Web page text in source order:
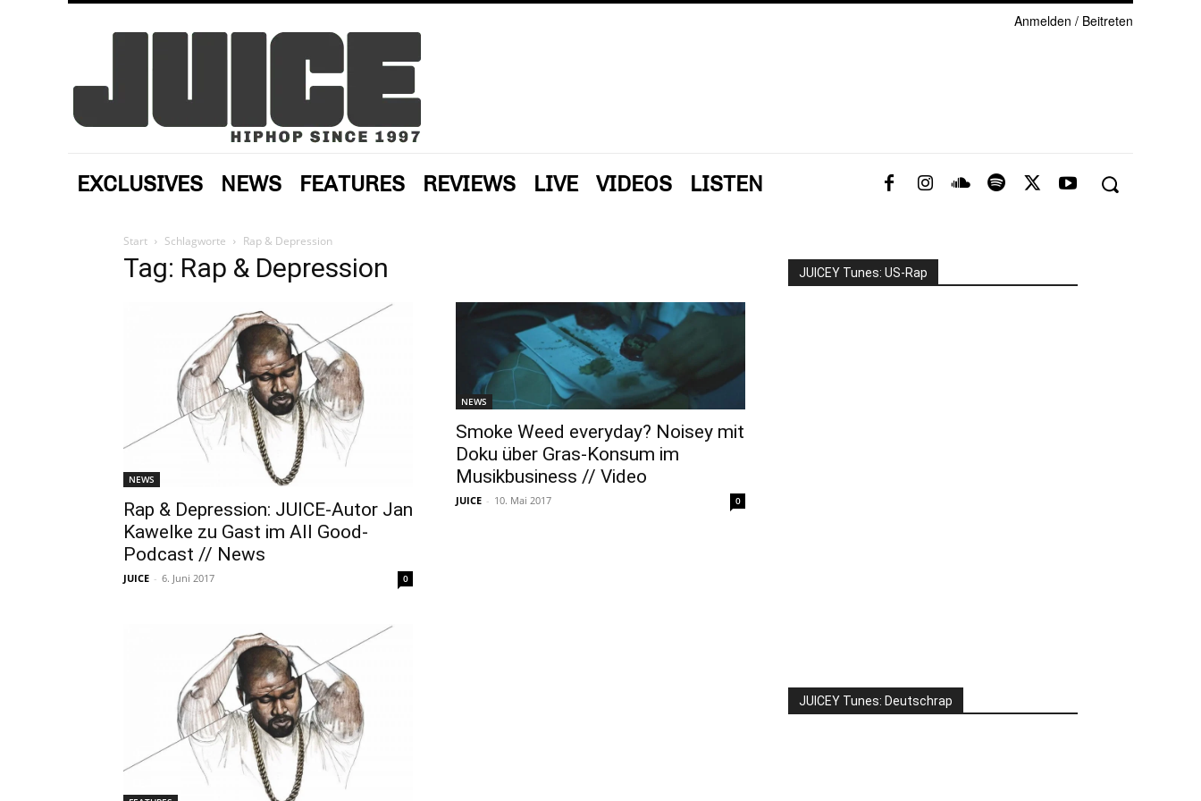
Anmelden / Beitreten
EXCLUSIVES NEWS FEATURES REVIEWS LIVE VIDEOS LISTEN
Start Schlagworte Rap & Depression
Tag: Rap & Depression
NEWS
Rap & Depression: JUICE-Autor Jan
Kawelke zu Gast im All Good-
Podcast // News
JUICE - 6. Juni 2017 0
NEWS
Smoke Weed everyday? Noisey mit
Doku über Gras-Konsum im
Musikbusiness // Video
JUICE - 10. Mai 2017 0
JUICEY Tunes: US-Rap
JUICEY Tunes: Deutschrap